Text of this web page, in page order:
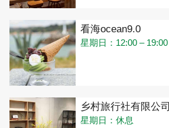
看海ocean9.0
星期日：12:00 – 19:00
乡村旅行社有限公司
星期日：休息